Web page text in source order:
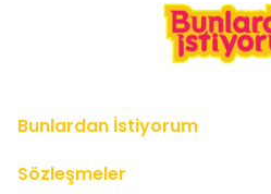
Bunlardan İstiyorum
Sözleşmeler